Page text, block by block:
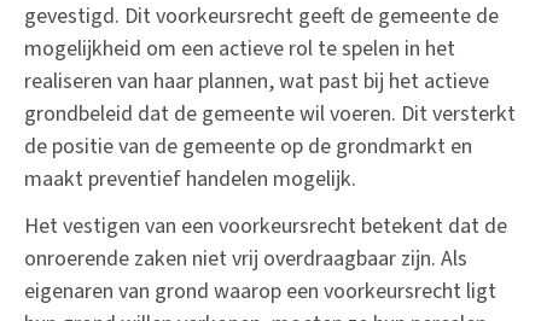
gevestigd. Dit voorkeursrecht geeft de gemeente de
mogelijkheid om een actieve rol te spelen in het
realiseren van haar plannen, wat past bij het actieve
grondbeleid dat de gemeente wil voeren. Dit versterkt
de positie van de gemeente op de grondmarkt en
maakt preventief handelen mogelijk.
Het vestigen van een voorkeursrecht betekent dat de
onroerende zaken niet vrij overdraagbaar zijn. Als
eigenaren van grond waarop een voorkeursrecht ligt